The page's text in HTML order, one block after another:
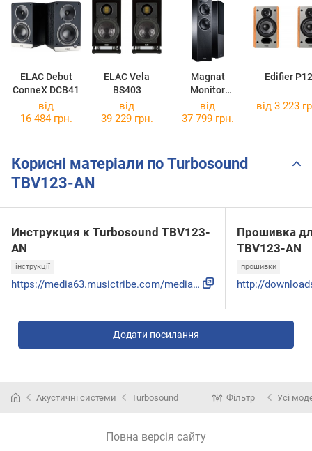
ELAC Debut
ConneX DCB41
ELAC Vela
BS403
Magnat
Monitor
Reference 5A
Edifier P12
від
16 484 грн.
від
39 229 грн.
від
37 799 грн.
від 3 223
Корисні матеріали по Turbosound
TBV123-AN
Инструкция к Turbosound TBV123-
AN
інструкції
https://media63.musictribe.com/media/PLM/data/docs/P0B66/TB...
Прошивка
TBV123-AN
прошивки
Додати посилання
Акустичні системи Turbosound Фільтр Усі
Повна версія сайту